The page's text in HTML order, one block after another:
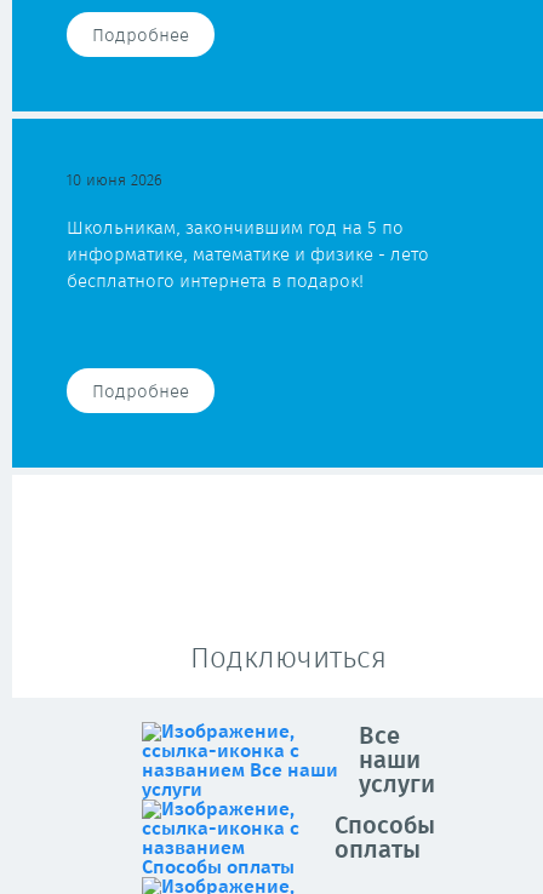
Подробнее
10 июня 2026
Школьникам, закончившим год на 5 по
информатике, математике и физике - лето
бесплатного интернета в подарок!
Подробнее
Подключиться
Все
наши
услуги
Способы
оплаты